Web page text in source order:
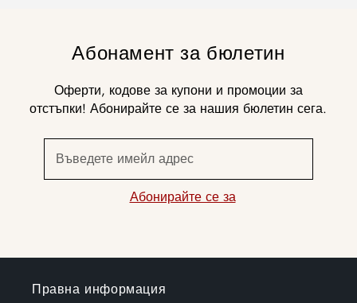
Абонамент за бюлетин
Оферти, кодове за купони и промоции за
отстъпки! Абонирайте се за нашия бюлетин сега.
Въведете имейл адрес
Абонирайте се за
Правна информация